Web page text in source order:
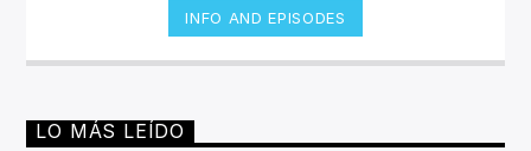
y sets inolvidables. La electrónica tiene una historia
sonora escuchala en vivo.Lunes 2pm a 4 pm | Viernes
10am a 12pm por invencible.net
INFO AND EPISODES
LO MÁS LEÍDO